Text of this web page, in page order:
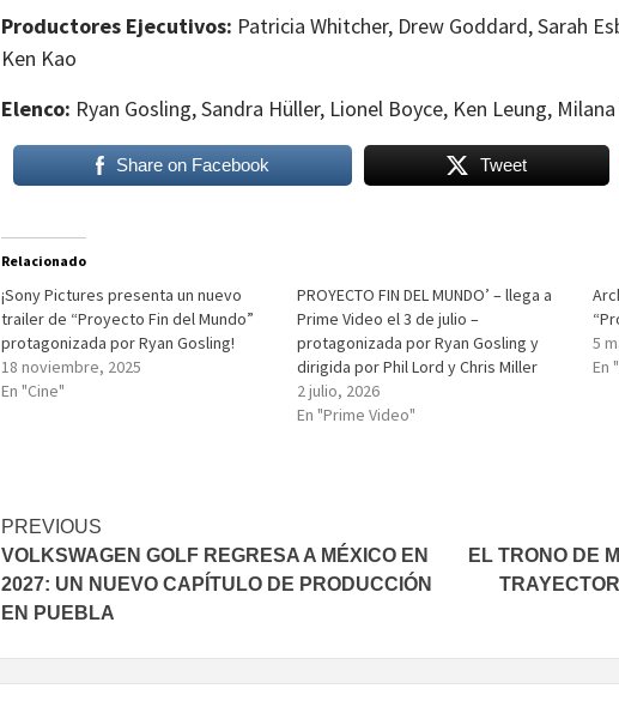
Productores Ejecutivos: Patricia Whitcher, Drew Goddard, Sarah
Ken Kao
Elenco: Ryan Gosling, Sandra Hüller, Lionel Boyce, Ken Leung,
Share on Facebook Tweet
Relacionado
¡Sony Pictures presenta un nuevo
trailer de “Proyecto Fin del Mundo”
protagonizada por Ryan Gosling!
18 noviembre, 2025
En "Cine"
PROYECTO FIN DEL MUNDO’ – llega a
Prime Video el 3 de julio –
protagonizada por Ryan Gosling y
dirigida por Phil Lord y Chris Miller
2 julio, 2026
En "Prime Video"
5
En
Post
navigation
PREVIOUS
VOLKSWAGEN GOLF REGRESA A MÉXICO EN
2027: UN NUEVO CAPÍTULO DE PRODUCCIÓN
EN PUEBLA
EL TRONO DE